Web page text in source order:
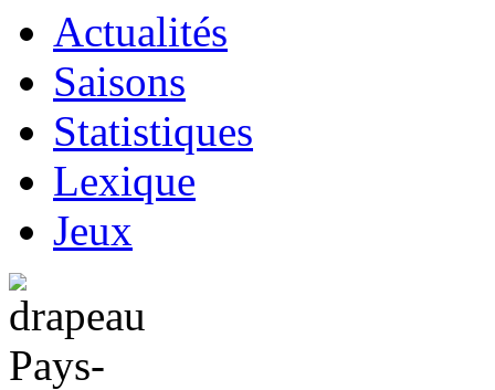
Actualités
Saisons
Statistiques
Lexique
Jeux